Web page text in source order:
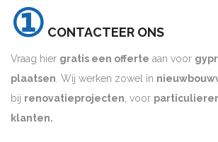
① CONTACTEER ONS
Vraag hier gratis een offerte aan voor
plaatsen. Wij werken zowel in
bij renovatieprojecten, voor
klanten.